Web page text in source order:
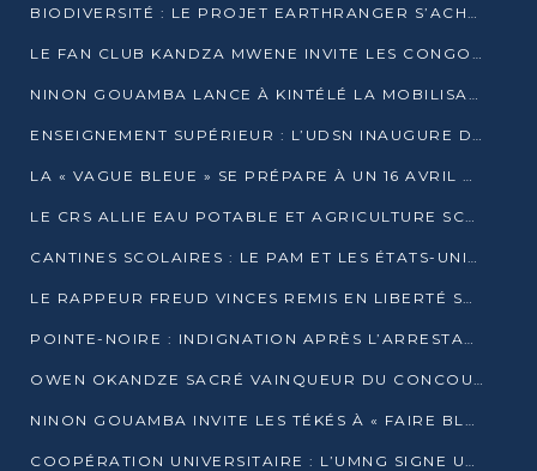
BIODIVERSITÉ : LE PROJET EARTHRANGER S’ACHÈVE, MAIS LES DÉFIS DEMEURENT
LE FAN CLUB KANDZA MWENE INVITE LES CONGOLAIS À UNE FORTE AFFLUENCE AU STADE DE KINTÉLÉ
NINON GOUAMBA LANCE À KINTÉLÉ LA MOBILISATION POUR L’INVESTITURE DR DSN
ENSEIGNEMENT SUPÉRIEUR : L’UDSN INAUGURE DES LABORATOIRES POUR BOOSTER LA FORMATION PRATIQUE
LA « VAGUE BLEUE » SE PRÉPARE À UN 16 AVRIL HISTORIQUE
LE CRS ALLIE EAU POTABLE ET AGRICULTURE SCOLAIRE AU CŒUR DE LA TRANSFORMATION DES ÉCOLES RURALES
CANTINES SCOLAIRES : LE PAM ET LES ÉTATS-UNIS AU CONTACT DES ÉCOLIERS DE KINKALA
LE RAPPEUR FREUD VINCES REMIS EN LIBERTÉ SOUS PRESSION MÉDIATIQUE
POINTE-NOIRE : INDIGNATION APRÈS L’ARRESTATION DU RAPPEUR FREUD VINCES
OWEN OKANDZE SACRÉ VAINQUEUR DU CONCOURS SLAM POUR LA VIE
NINON GOUAMBA INVITE LES TÉKÉS À « FAIRE BLOC » POUR PESER DANS LE DÉBAT NATIONAL
COOPÉRATION UNIVERSITAIRE : L’UMNG SIGNE UN ACCORD STRATÉGIQUE AVEC L’UNIVERSITÉ HAINAN EN CHINE